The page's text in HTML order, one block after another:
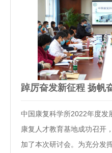
中国康复科学所2022年度发
康复人才教育基地成功召开
加了本次研讨会。为充分发